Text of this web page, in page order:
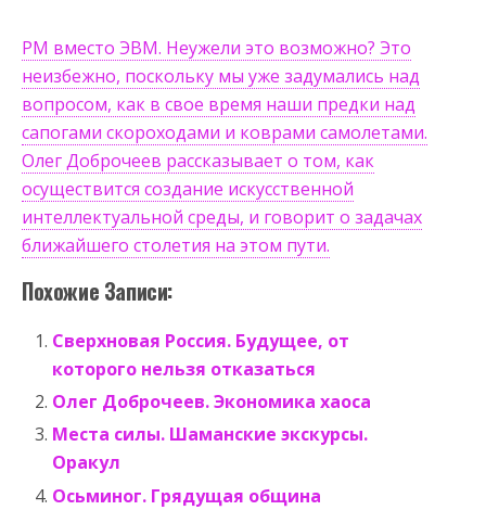
РМ вместо ЭВМ. Неужели это возможно? Это
неизбежно, поскольку мы уже задумались над
вопросом, как в свое время наши предки над
сапогами скороходами и коврами самолетами.
Олег Доброчеев рассказывает о том, как
осуществится создание искусственной
интеллектуальной среды, и говорит о задачах
ближайшего столетия на этом пути.
Похожие Записи:
Сверхновая Россия. Будущее, от
которого нельзя отказаться
Олег Доброчеев. Экономика хаоса
Места силы. Шаманские экскурсы.
Оракул
Осьминог. Грядущая община